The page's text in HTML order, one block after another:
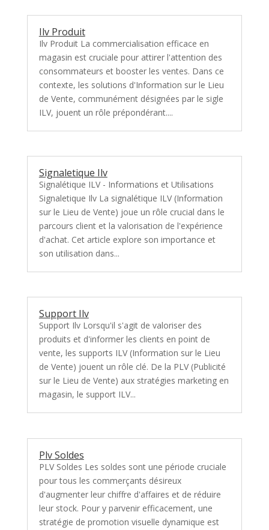
Ilv Produit
Ilv Produit La commercialisation efficace en
magasin est cruciale pour attirer l'attention des
consommateurs et booster les ventes. Dans ce
contexte, les solutions d'Information sur le Lieu
de Vente, communément désignées par le sigle
ILV, jouent un rôle prépondérant....
Signaletique Ilv
Signalétique ILV - Informations et Utilisations
Signaletique Ilv La signalétique ILV (Information
sur le Lieu de Vente) joue un rôle crucial dans le
parcours client et la valorisation de l'expérience
d'achat. Cet article explore son importance et
son utilisation dans...
Support Ilv
Support Ilv Lorsqu'il s'agit de valoriser des
produits et d'informer les clients en point de
vente, les supports ILV (Information sur le Lieu
de Vente) jouent un rôle clé. De la PLV (Publicité
sur le Lieu de Vente) aux stratégies marketing en
magasin, le support ILV...
Plv Soldes
PLV Soldes Les soldes sont une période cruciale
pour tous les commerçants désireux
d'augmenter leur chiffre d'affaires et de réduire
leur stock. Pour y parvenir efficacement, une
stratégie de promotion visuelle dynamique est